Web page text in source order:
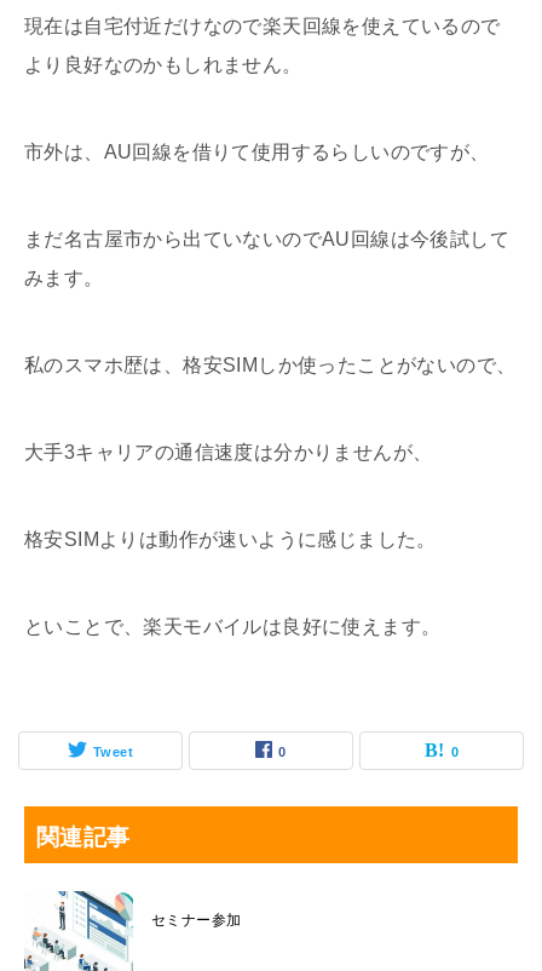
現在は自宅付近だけなので楽天回線を使えているので
より良好なのかもしれません。
市外は、AU回線を借りて使用するらしいのですが、
まだ名古屋市から出ていないのでAU回線は今後試して
みます。
私のスマホ歴は、格安SIMしか使ったことがないので、
大手3キャリアの通信速度は分かりませんが、
格安SIMよりは動作が速いように感じました。
といことで、楽天モバイルは良好に使えます。
Tweet 0 0
関連記事
セミナー参加